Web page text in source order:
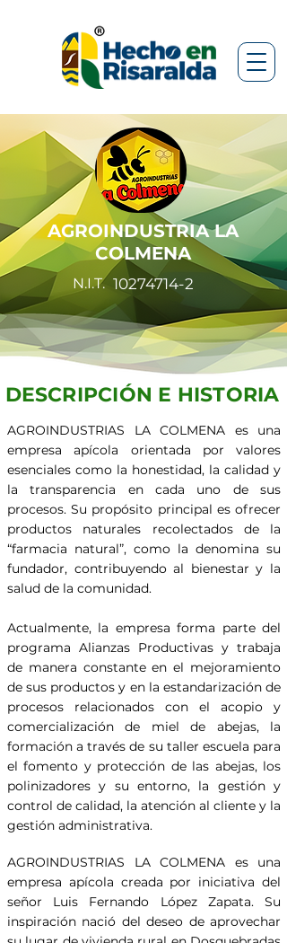
AGROINDUSTRIA LA
COLMENA
N.I.T. 10274714-2
DESCRIPCIÓN E HISTORIA
AGROINDUSTRIAS LA COLMENA es una
empresa apícola orientada por valores
esenciales como la honestidad, la calidad y
la transparencia en cada uno de sus
procesos. Su propósito principal es ofrecer
productos naturales recolectados de la
“farmacia natural”, como la denomina su
fundador, contribuyendo al bienestar y la
salud de la comunidad.
Actualmente, la empresa forma parte del
programa Alianzas Productivas y trabaja
de manera constante en el mejoramiento
de sus productos y en la estandarización de
procesos relacionados con el acopio y
comercialización de miel de abejas, la
formación a través de su taller escuela para
el fomento y protección de las abejas, los
polinizadores y su entorno, la gestión y
control de calidad, la atención al cliente y la
gestión administrativa.
AGROINDUSTRIAS LA COLMENA es una
empresa apícola creada por iniciativa del
señor Luis Fernando López Zapata. Su
inspiración nació del deseo de aprovechar